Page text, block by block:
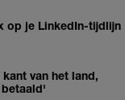
op je LinkedIn-tijdlijn
van het land,